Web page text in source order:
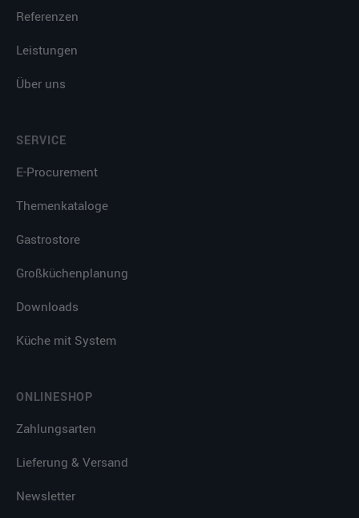
Referenzen
Leistungen
Über uns
SERVICE
E-Procurement
Themenkataloge
Gastrostore
Großküchenplanung
Downloads
Küche mit System
ONLINESHOP
Zahlungsarten
Lieferung & Versand
Newsletter